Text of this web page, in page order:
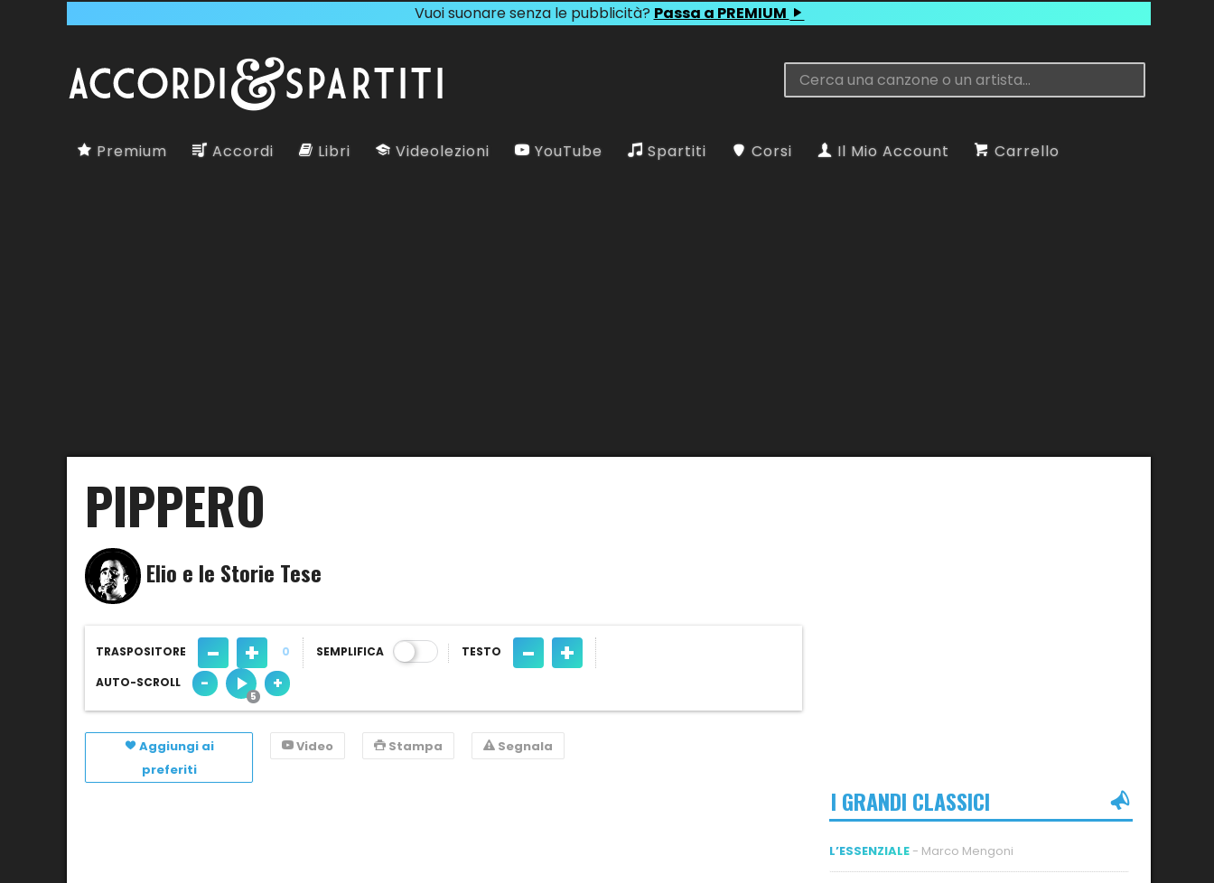
Vuoi suonare senza le pubblicità? Passa a PREMIUM
Premium Accordi Libri Videolezioni YouTube Spartiti Corsi Il Mio Account Carrello
PIPPERO
Elio e le Storie Tese
TRASPOSITORE - + 0 SEMPLIFICA TESTO - +
AUTO-SCROLL - +
Aggiungi ai
preferiti
Video Stampa Segnala
I GRANDI CLASSICI
L’ESSENZIALE - Marco Mengoni